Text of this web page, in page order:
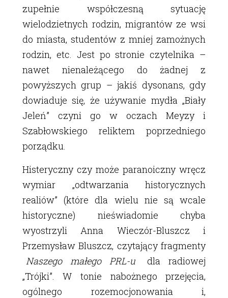
zupełnie współczesną sytuację
wielodzietnych rodzin, migrantów ze wsi
do miasta, studentów z mniej zamożnych
rodzin, etc. Jest po stronie czytelnika –
nawet nienależącego do żadnej z
powyższych grup – jakiś dysonans, gdy
dowiaduje się, że używanie mydła „Biały
Jeleń” czyni go w oczach Meyzy i
Szabłowskiego reliktem poprzedniego
porządku.
Histeryczny czy może paranoiczny wręcz
wymiar „odtwarzania historycznych
realiów” (które dla wielu nie są wcale
historyczne) nieświadomie chyba
wyostrzyli Anna Wieczór-Bluszcz i
Przemysław Bluszcz, czytający fragmenty
Naszego małego PRL-u
dla radiowej
„Trójki”. W tonie nabożnego przejęcia,
ogólnego rozemocjonowania i,